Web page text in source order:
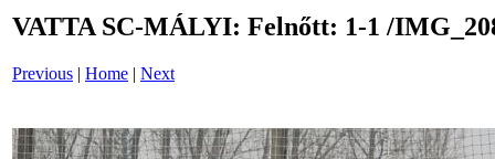
VATTA SC-MÁLYI: Felnőtt: 1-1 /
Previous | Home | Next